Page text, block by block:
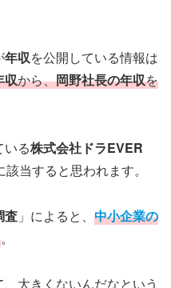
年収を公開している情報は
収から、岡野社長の年収を
る株式会社ドラEVER
該当すると思われます。
査 」によると、 中小企業の
。
、大きくないんだなという